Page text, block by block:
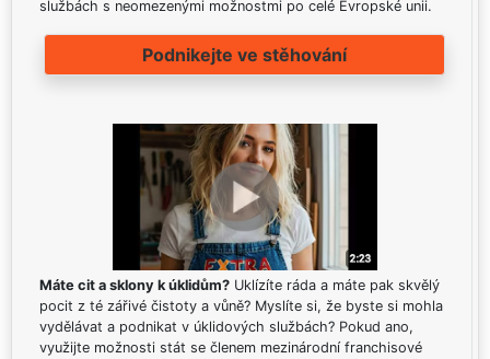
službách s neomezenými možnostmi po celé Evropské unii.
Podnikejte ve stěhování
Máte cit a sklony k úklidům? Uklízíte ráda a máte pak skvělý
pocit z té zářivé čistoty a vůně? Myslíte si, že byste si mohla
vydělávat a podnikat v úklidových službách? Pokud ano,
využijte možnosti stát se členem mezinárodní franchisové